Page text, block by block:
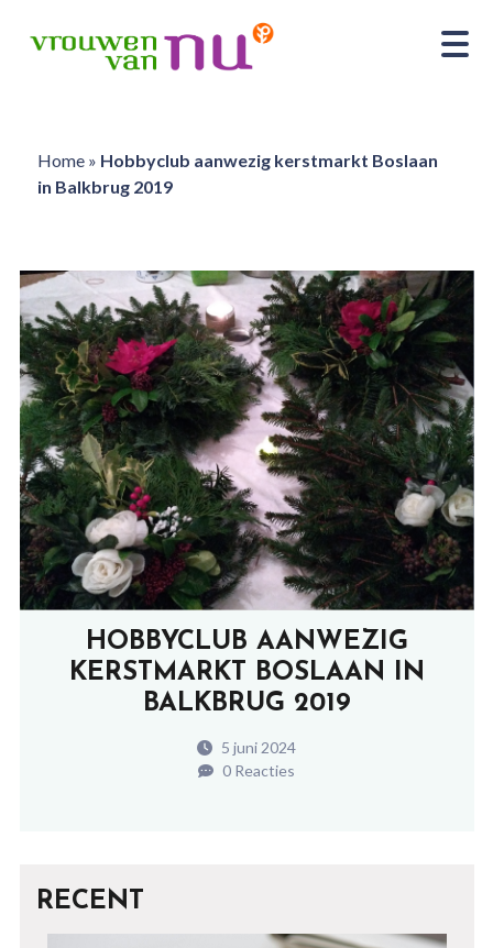
Home» Hobbyclub aanwezig kerstmarkt Boslaan
in Balkbrug 2019
HOBBYCLUB AANWEZIG
KERSTMARKT BOSLAAN IN
BALKBRUG 2019
5 juni 2024
0 Reacties
RECENT